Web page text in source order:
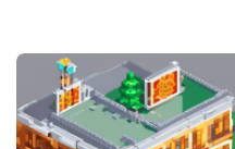
Post
navigation